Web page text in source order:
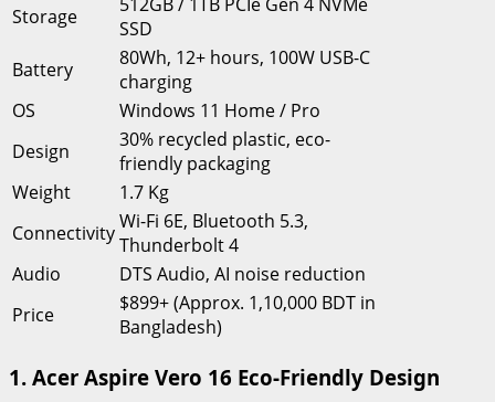
Storage
512GB / 1TB PCIe Gen 4 NVMe
SSD
Battery
80Wh, 12+ hours, 100W USB-C
charging
OS
Windows 11 Home / Pro
Design
30% recycled plastic, eco-
friendly packaging
Weight
1.7 Kg
ConnectivityWi-Fi 6E, Bluetooth 5.3,
Thunderbolt 4
Audio
DTS Audio, AI noise reduction
Price
$899+ (Approx. 1,10,000 BDT in
Bangladesh)
1. Acer Aspire Vero 16 Eco-Friendly Design